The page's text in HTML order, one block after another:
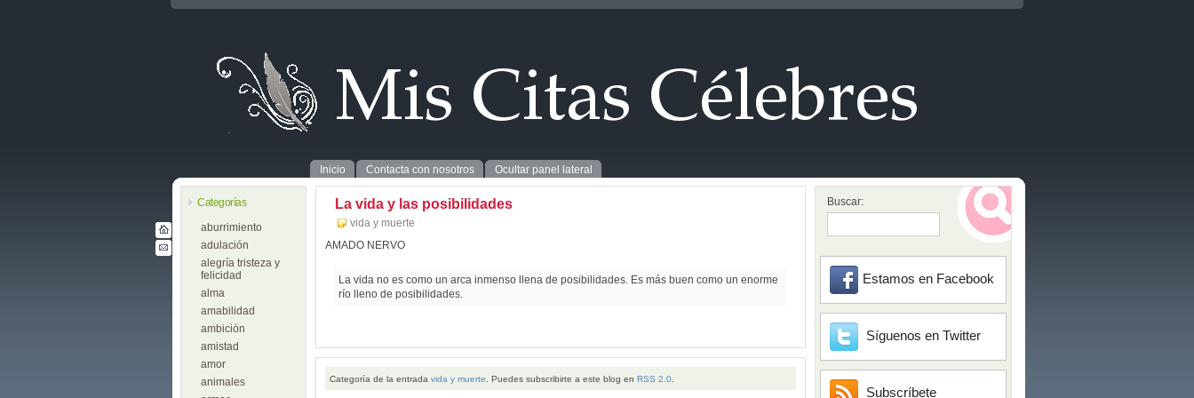
Inicio Contacta con nosotros Ocultar panel lateral
Categorías
aburrimiento
adulación
alegría tristeza y
felicidad
alma
amabilidad
ambición
amistad
amor
animales
La vida y las posibilidades
vida y muerte
AMADO NERVO
La vida no es como un arca inmenso llena de posibilidades. Es más buen como un enorme
río lleno de posibilidades.
Categoría de la entrada vida y muerte . Puedes subscribirte a este blog en RSS 2.0
Buscar:
Estamos en Facebook
Síguenos en Twitter
Subscríbete